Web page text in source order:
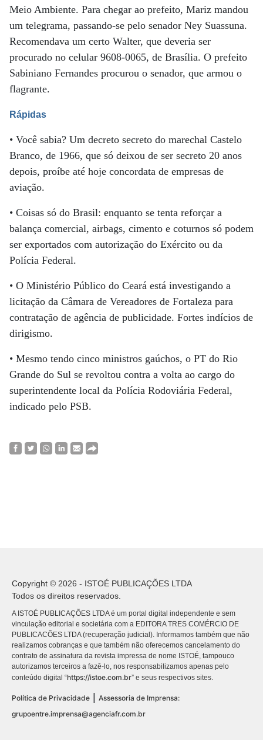
Meio Ambiente. Para chegar ao prefeito, Mariz mandou
um telegrama, passando-se pelo senador Ney Suassuna.
Recomendava um certo Walter, que deveria ser
procurado no celular 9608-0065, de Brasília. O prefeito
Sabiniano Fernandes procurou o senador, que armou o
flagrante.
Rápidas
• Você sabia? Um decreto secreto do marechal Castelo
Branco, de 1966, que só deixou de ser secreto 20 anos
depois, proíbe até hoje concordata de empresas de
aviação.
• Coisas só do Brasil: enquanto se tenta reforçar a
balança comercial, airbags, cimento e coturnos só podem
ser exportados com autorização do Exército ou da
Polícia Federal.
• O Ministério Público do Ceará está investigando a
licitação da Câmara de Vereadores de Fortaleza para
contratação de agência de publicidade. Fortes indícios de
dirigismo.
• Mesmo tendo cinco ministros gaúchos, o PT do Rio
Grande do Sul se revoltou contra a volta ao cargo do
superintendente local da Polícia Rodoviária Federal,
indicado pelo PSB.
Copyright © 2026 - ISTOÉ PUBLICAÇÕES LTDA
Todos os direitos reservados.
A ISTOÉ PUBLICAÇÕES LTDA é um portal digital independente e sem
vinculação editorial e societária com a EDITORA TRES COMÉRCIO DE
PUBLICACÕES LTDA (recuperação judicial). Informamos também que não
realizamos cobranças e que também não oferecemos cancelamento do
contrato de assinatura da revista impressa de nome ISTOÉ, tampouco
autorizamos terceiros a fazê-lo, nos responsabilizamos apenas pelo
conteúdo digital “https://istoe.com.br” e seus respectivos sites.
Política de Privacidade
Assessoria de Imprensa:
grupoentre.imprensa@agenciafr.com.br